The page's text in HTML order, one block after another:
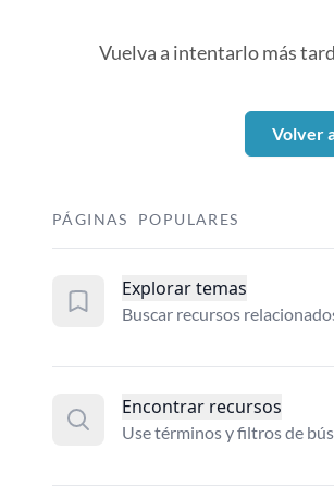
Vuelva a intentarlo más
Volver
PÁGINAS POPULARES
Explorar temas
Buscar recursos
Encontrar recursos
Use términos y filtros de